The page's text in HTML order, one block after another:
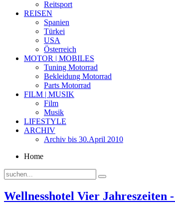
Reitsport
REISEN
Spanien
Türkei
USA
Österreich
MOTOR | MOBILES
Tuning Motorrad
Bekleidung Motorrad
Parts Motorrad
FILM | MUSIK
Film
Musik
LIFESTYLE
ARCHIV
Archiv bis 30.April 2010
Home
Wellnesshotel Vier